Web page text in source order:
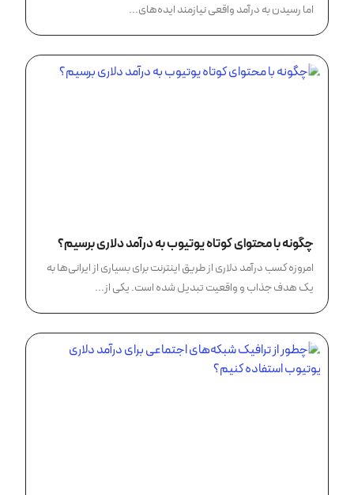
اما رسیدن به درآمد واقعی نیازمند ایده‌های...
چگونه با محتوای کوتاه یوتیوب به درآمد دلاری برسیم؟
امروزه کسب درآمد دلاری از طریق اینترنت برای بسیاری از ایرانی‌ها به
یک هدف جذاب و واقعیت تبدیل شده است. یکی از...